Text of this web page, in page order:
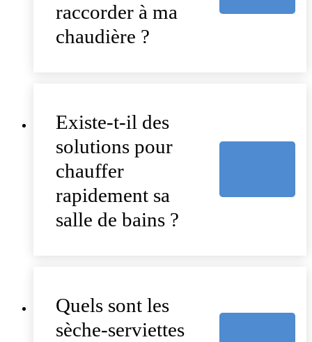
raccorder à ma
chaudière ?
Existe-t-il des
solutions pour
chauffer
rapidement sa
salle de bains ?
Quels sont les
sèche-serviettes